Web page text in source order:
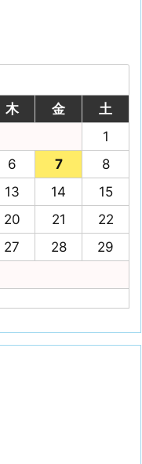
木 金
土
1
6 7
8
13 14
15
20 21
22
27 28
29